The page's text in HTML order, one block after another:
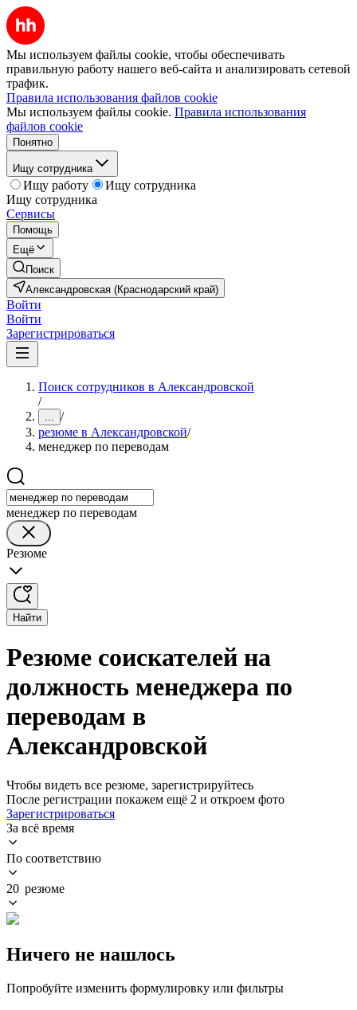
Мы используем файлы cookie, чтобы обеспечивать
правильную работу нашего веб-сайта и анализировать сетевой
трафик.
Правила использования файлов cookie
Мы используем файлы cookie. Правила использования
файлов cookie
Понятно
Ищу сотрудника
Ищу работу
Ищу сотрудника
Ищу сотрудника
Сервисы
Помощь
Ещё
Поиск
Александровская (Краснодарский край)
Войти
Войти
Зарегистрироваться
Поиск сотрудников в Александровской
/
... /
резюме в Александровской/
менеджер по переводам
менеджер по переводам
Резюме
Найти
Резюме соискателей на
должность менеджера по
переводам в
Александровской
Чтобы видеть все резюме, зарегистрируйтесь
После регистрации покажем ещё 2 и откроем фото
Зарегистрироваться
За всё время
По соответствию
20 резюме
Ничего не нашлось
Попробуйте изменить формулировку или фильтры